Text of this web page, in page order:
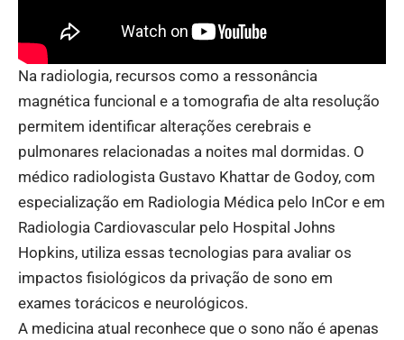
Na radiologia, recursos como a ressonância
magnética funcional e a tomografia de alta resolução
permitem identificar alterações cerebrais e
pulmonares relacionadas a noites mal dormidas. O
médico radiologista Gustavo Khattar de Godoy, com
especialização em Radiologia Médica pelo InCor e em
Radiologia Cardiovascular pelo Hospital Johns
Hopkins, utiliza essas tecnologias para avaliar os
impactos fisiológicos da privação de sono em
exames torácicos e neurológicos.
A medicina atual reconhece que o sono não é apenas